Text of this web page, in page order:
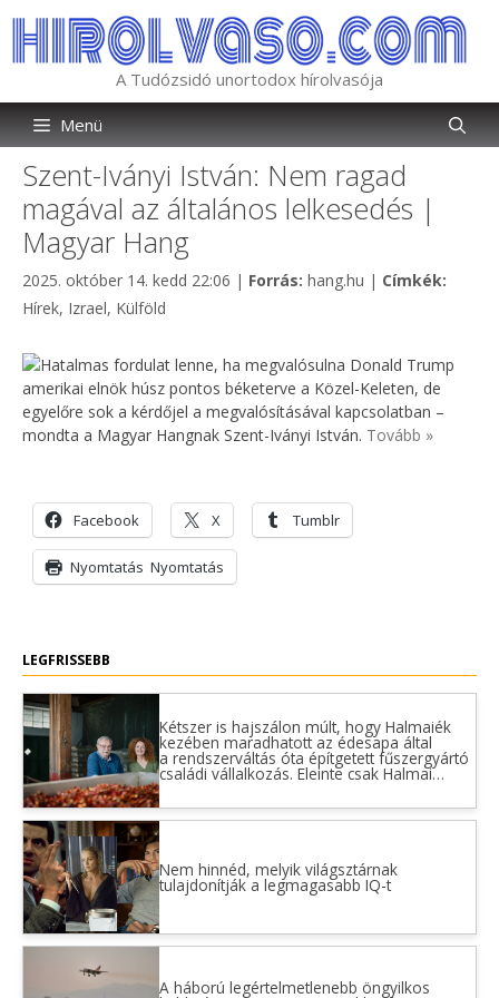
tartalomba
A Tudózsidó unortodox hírolvasója
Menü
Szent-Iványi István: Nem ragad
magával az általános lelkesedés |
Magyar Hang
2025. október 14. kedd 22:06 | Forrás: Kategória
hang.hu | Címkék:
Hírek, Izrael, Külföld
Hatalmas fordulat lenne, ha megvalósulna Donald Trump
amerikai elnök húsz pontos béketerve a Közel-Keleten, de
egyelőre sok a kérdőjel a megvalósításával kapcsolatban –
mondta a Magyar Hangnak Szent-Iványi István. Tovább »
Facebook X Tumblr
Nyomtatás Nyomtatás
LEGFRISSEBB
Kétszer is hajszálon múlt, hogy Halmaiék
kezében maradhatott az édesapa által
a rendszerváltás óta építgetett fűszergyártó
családi vállalkozás. Eleinte csak Halmai…
Nem hinnéd, melyik világsztárnak
tulajdonítják a legmagasabb IQ-t
A háború legértelmetlenebb öngyilkos